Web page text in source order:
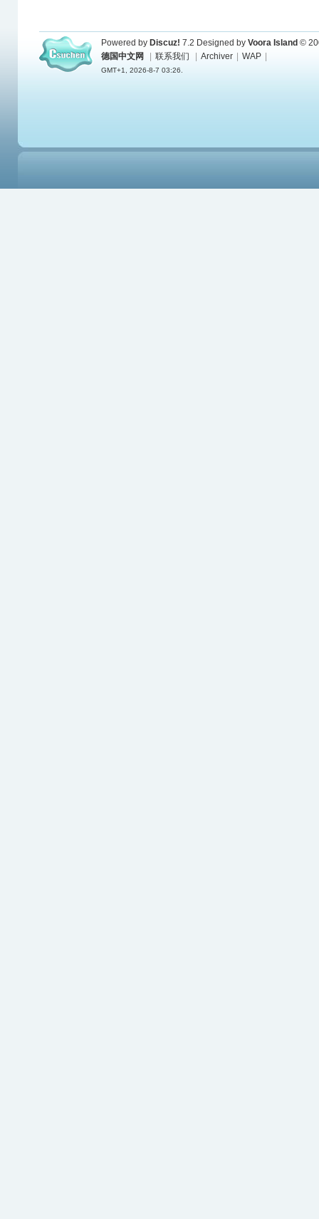
Powered by Discuz! 7.2 Designed by Voora Island ©
德国中文网
联系我们 Archiver WAP
GMT+1, 2026-8-7 03:26.